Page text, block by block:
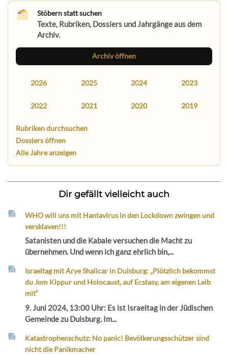
Stöbern statt suchen
Texte, Rubriken, Dossiers und Jahrgänge aus dem
Archiv.
Archiv öffnen
2026 2025 2024 2023
2022 2021 2020 2019
Rubriken durchsuchen
Dossiers öffnen
Alle Jahre anzeigen
Dir gefällt vielleicht auch
WHO will uns mit Hantavirus in den Lockdown zwingen und
versklaven!!!
Satanisten und die Kabale versuchen die Macht zu
übernehmen. Und wenn ich ganz ehrlich bin,...
Israeltag mit Arye Shalicar in Duisburg: „Plötzlich bekommst
du Jom Kippur und Holocaust, auf Ecstasy, am eigenen Leib
mit“
9. Juni 2024, 13:00 Uhr: Es ist Israeltag in der Jüdischen
Gemeinde zu Duisburg. Im...
Katastrophenschutz: No panic! Bevölkerungsschützer sind
nicht die Panikmacher